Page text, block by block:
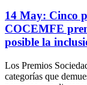
14 May: Cinco
COCEMFE
posible la
Los Premios
categorías que